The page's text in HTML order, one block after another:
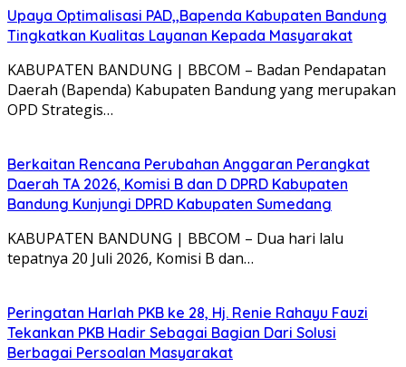
Upaya Optimalisasi PAD,,Bapenda Kabupaten Bandung
Tingkatkan Kualitas Layanan Kepada Masyarakat
KABUPATEN BANDUNG | BBCOM – Badan Pendapatan
Daerah (Bapenda) Kabupaten Bandung yang merupakan
OPD Strategis…
Berkaitan Rencana Perubahan Anggaran Perangkat
Daerah TA 2026, Komisi B dan D DPRD Kabupaten
Bandung Kunjungi DPRD Kabupaten Sumedang
KABUPATEN BANDUNG | BBCOM – Dua hari lalu
tepatnya 20 Juli 2026, Komisi B dan…
Peringatan Harlah PKB ke 28, Hj. Renie Rahayu Fauzi
Tekankan PKB Hadir Sebagai Bagian Dari Solusi
Berbagai Persoalan Masyarakat